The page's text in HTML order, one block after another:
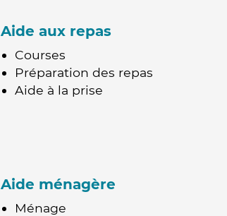
Aide aux repas
Courses
Préparation des repas
Aide à la prise
Aide ménagère
Ménage